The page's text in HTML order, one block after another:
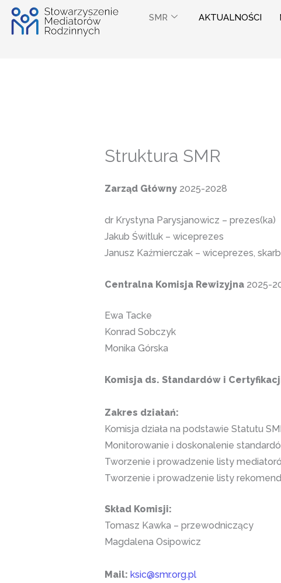
Przejdź
SMR AKTUALNOŚCI
Struktura SMR
Zarząd Główny2025-2028
dr Krystyna Parysjanowicz – prezes(ka)
Jakub Świtluk – wiceprezes
Janusz Kaźmierczak – wiceprezes,
Centralna Komisja Rewizyjna2025-
Ewa Tacke
Konrad Sobczyk
Monika Górska
Komisja ds. Standardów i
Zakres działań:
Komisja działa na podstawie Statutu
Monitorowanie i doskonalenie
Tworzenie i prowadzenie listy
Tworzenie i prowadzenie listy
Skład Komisji:
Tomasz Kawka – przewodniczący
Magdalena Osipowicz
Mail: ksic@smr.org.pl